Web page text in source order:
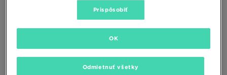
35,00 €
HOODRICH TAŠKA SHADE CROSS
BODY BAG
Prispôsobiť
Odmietnuť všetky
OK